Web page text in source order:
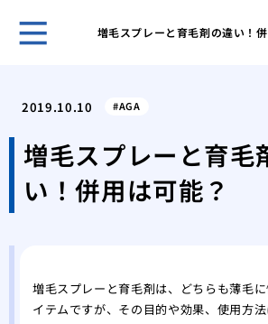
増毛スプレーと育毛剤の違い！
2019.10.10 AGA
増毛スプレーと育毛
い！併用は可能？
増毛スプレーと育毛剤は、どちらも薄毛
イテムですが、その目的や効果、使用方